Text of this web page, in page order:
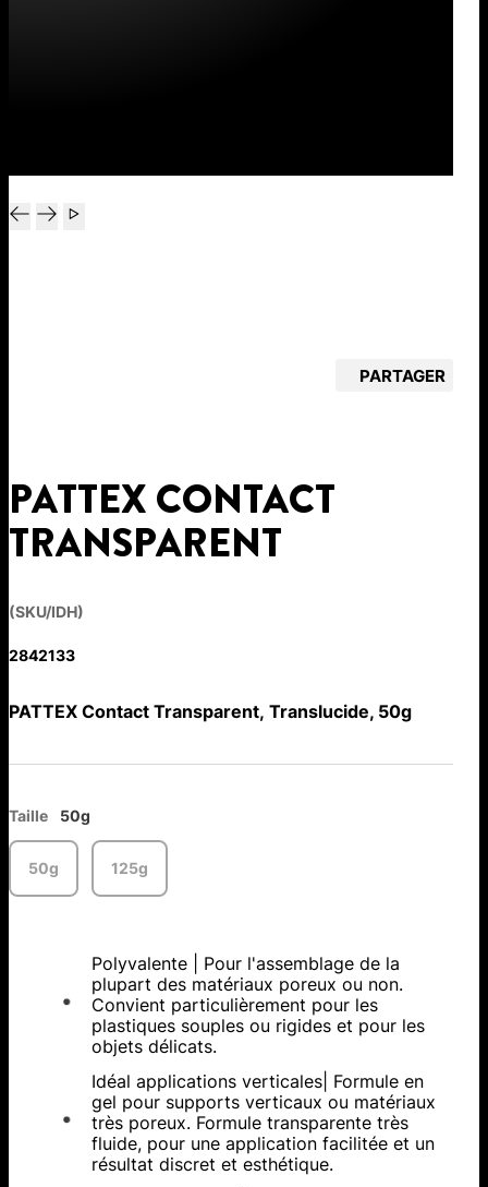
PARTAGER
PATTEX CONTACT
TRANSPARENT
(SKU/IDH)
2842133
PATTEX Contact Transparent, Translucide, 50g
Taille 50g
50g 125g
Polyvalente | Pour l'assemblage de la
plupart des matériaux poreux ou non.
Convient particulièrement pour les
plastiques souples ou rigides et pour les
objets délicats.
Idéal applications verticales| Formule en
gel pour supports verticaux ou matériaux
très poreux. Formule transparente très
fluide, pour une application facilitée et un
résultat discret et esthétique.